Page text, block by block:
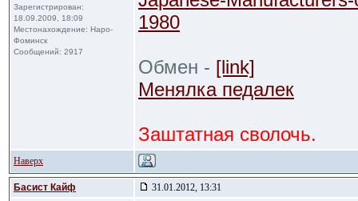
Зарегистрирован:
18.09.2009, 18:09
Местонахождение: Наро-
Фоминск
Сообщений: 2917
1980
Обмен - [link]
Менялка педалек
Заштатная сволочь.
Наверх
Басист Кайф 31.01.2012, 13:31